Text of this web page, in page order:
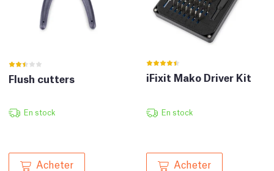
Flush cutters
En stock
Acheter
iFixit Mako Driver Kit
En stock
Acheter